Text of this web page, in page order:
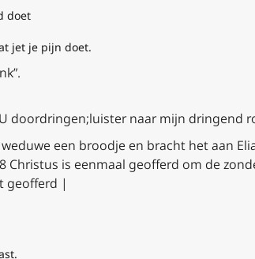
doet
jet je pijn doet.
doordringen;luister naar mijn dringend
een broodje en bracht het aan
Christus is eenmaal geofferd om de
geofferd |